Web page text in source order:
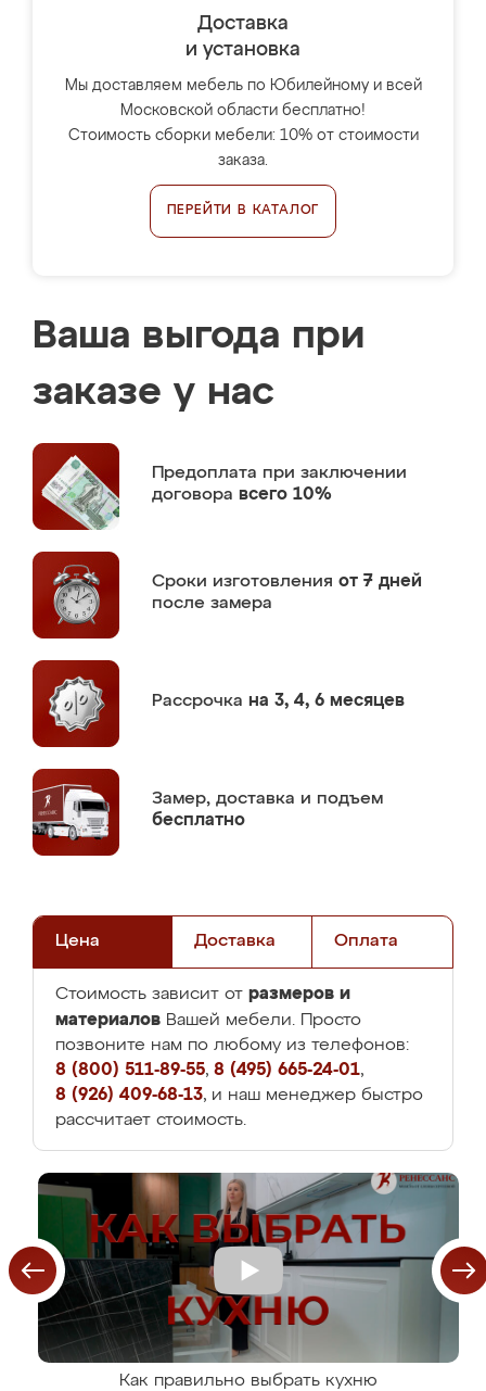
Доставка
и установка
Мы доставляем мебель по Юбилейному и всей
Московской области бесплатно!
Стоимость сборки мебели: 10% от стоимости
заказа.
ПЕРЕЙТИ В КАТАЛОГ
Ваша выгода при
заказе у нас
Предоплата при заключении
договора всего 10%
Сроки изготовления от 7 дней
после замера
Рассрочка на 3, 4, 6 месяцев
Замер, доставка и подъем
бесплатно
Цена Доставка Оплата
Стоимость зависит от размеров и
материалов Вашей мебели. Просто
позвоните нам по любому из телефонов:
8 (800) 511-89-55, 8 (495) 665-24-01,
8 (926) 409-68-13, и наш менеджер быстро
рассчитает стоимость.
Как правильно выбрать кухню